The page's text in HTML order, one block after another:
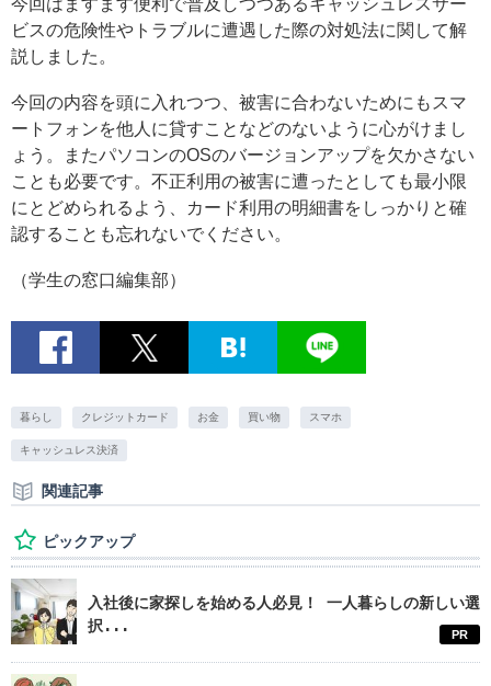
今回はますます便利で普及しつつあるキャッシュレスサー
ビスの危険性やトラブルに遭遇した際の対処法に関して解
説しました。
今回の内容を頭に入れつつ、被害に合わないためにもスマ
ートフォンを他人に貸すことなどのないように心がけまし
ょう。またパソコンのOSのバージョンアップを欠かさない
ことも必要です。不正利用の被害に遭ったとしても最小限
にとどめられるよう、カード利用の明細書をしっかりと確
認することも忘れないでください。
（学生の窓口編集部）
暮らし クレジットカード お金 買い物 スマホ
キャッシュレス決済
関連記事
ピックアップ
入社後に家探しを始める人必見！ 一人暮らしの新しい選
択...
PR